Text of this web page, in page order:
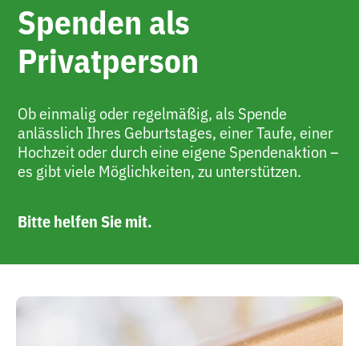
Spenden als
Privatperson
Ob einmalig oder regelmäßig, als Spende
anlässlich Ihres Geburtstages, einer Taufe, einer
Hochzeit oder durch eine eigene Spendenaktion –
es gibt viele Möglichkeiten, zu unterstützen.
Bitte helfen Sie mit.